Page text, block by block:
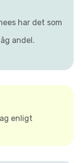
har det som
andel.
enligt